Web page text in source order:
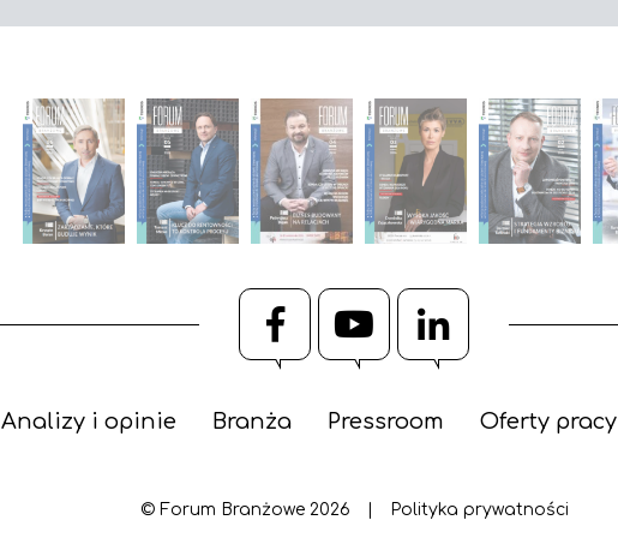
FacebookYouTube
LinkedIn
Analizy i opinie Branża Pressroom Oferty pracy
© Forum Branżowe 2026 | Polityka prywatności